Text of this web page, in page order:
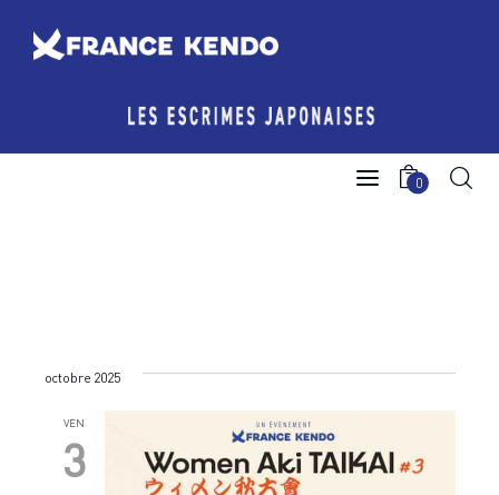
0
Les Escrimes Japonaises
Agenda licencié.e.s
Espace licencié-e-s
octobre 2025
VEN
3